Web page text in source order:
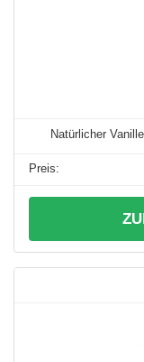
Natürlicher